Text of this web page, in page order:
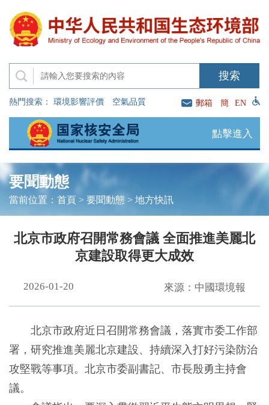
熱門搜索： 環境影響評價 空氣品質 郵箱 簡 EN
點擊進入
要聞動態
當前位置： 首頁> 要聞動態> 地方快訊
北京市政府召開常務會議 全面推進美麗北
京建設取得更大成效
2026-01-20 來源：中國環境報
北京市政府近日召開常務會議，落實市委工作部
署，研究推進美麗北京建設、持續深入打好污染防治
攻堅戰等事項。北京市委副書記、市長殷勇主持會
議。